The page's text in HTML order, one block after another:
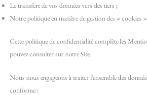
Le transfert de vos données vers des tiers ;
Notre politique en matière de gestion des « cookies
Cette politique de confidentialité complète les
pouvez consulter sur notre Site.
Nous nous engageons à traiter l’ensemble des
conforme :